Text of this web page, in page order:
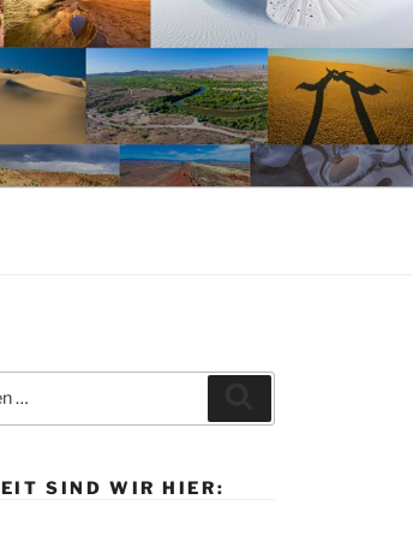
SIND WIR HIER: